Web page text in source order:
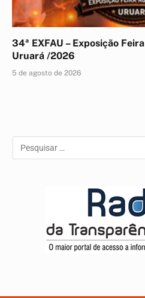
34ª EXFAU – Exposição
Uruará /2026
5 de agosto de 2026